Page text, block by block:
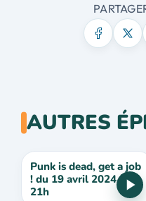
AUTRES
Punk is dead, get a job
! du 19 avril 2024 à
21h